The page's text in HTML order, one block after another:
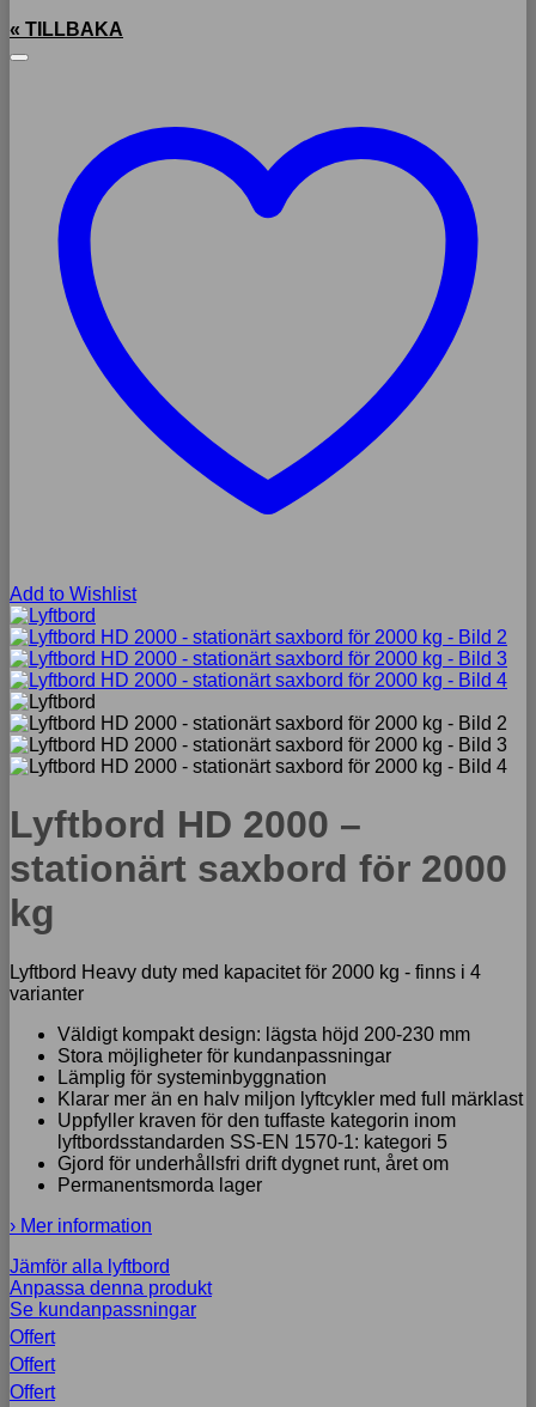
« TILLBAKA
Add to Wishlist
Lyftbord HD 2000 –
stationärt saxbord för 2000
kg
Lyftbord Heavy duty med kapacitet för 2000 kg - finns i 4
varianter
Väldigt kompakt design: lägsta höjd 200-230 mm
Stora möjligheter för kundanpassningar
Lämplig för systeminbyggnation
Klarar mer än en halv miljon lyftcykler med full märklast
Uppfyller kraven för den tuffaste kategorin inom
lyftbordsstandarden SS-EN 1570-1: kategori 5
Gjord för underhållsfri drift dygnet runt, året om
Permanentsmorda lager
› Mer information
Jämför alla lyftbord
Anpassa denna produkt
Se kundanpassningar
Offert
Offert
Offert